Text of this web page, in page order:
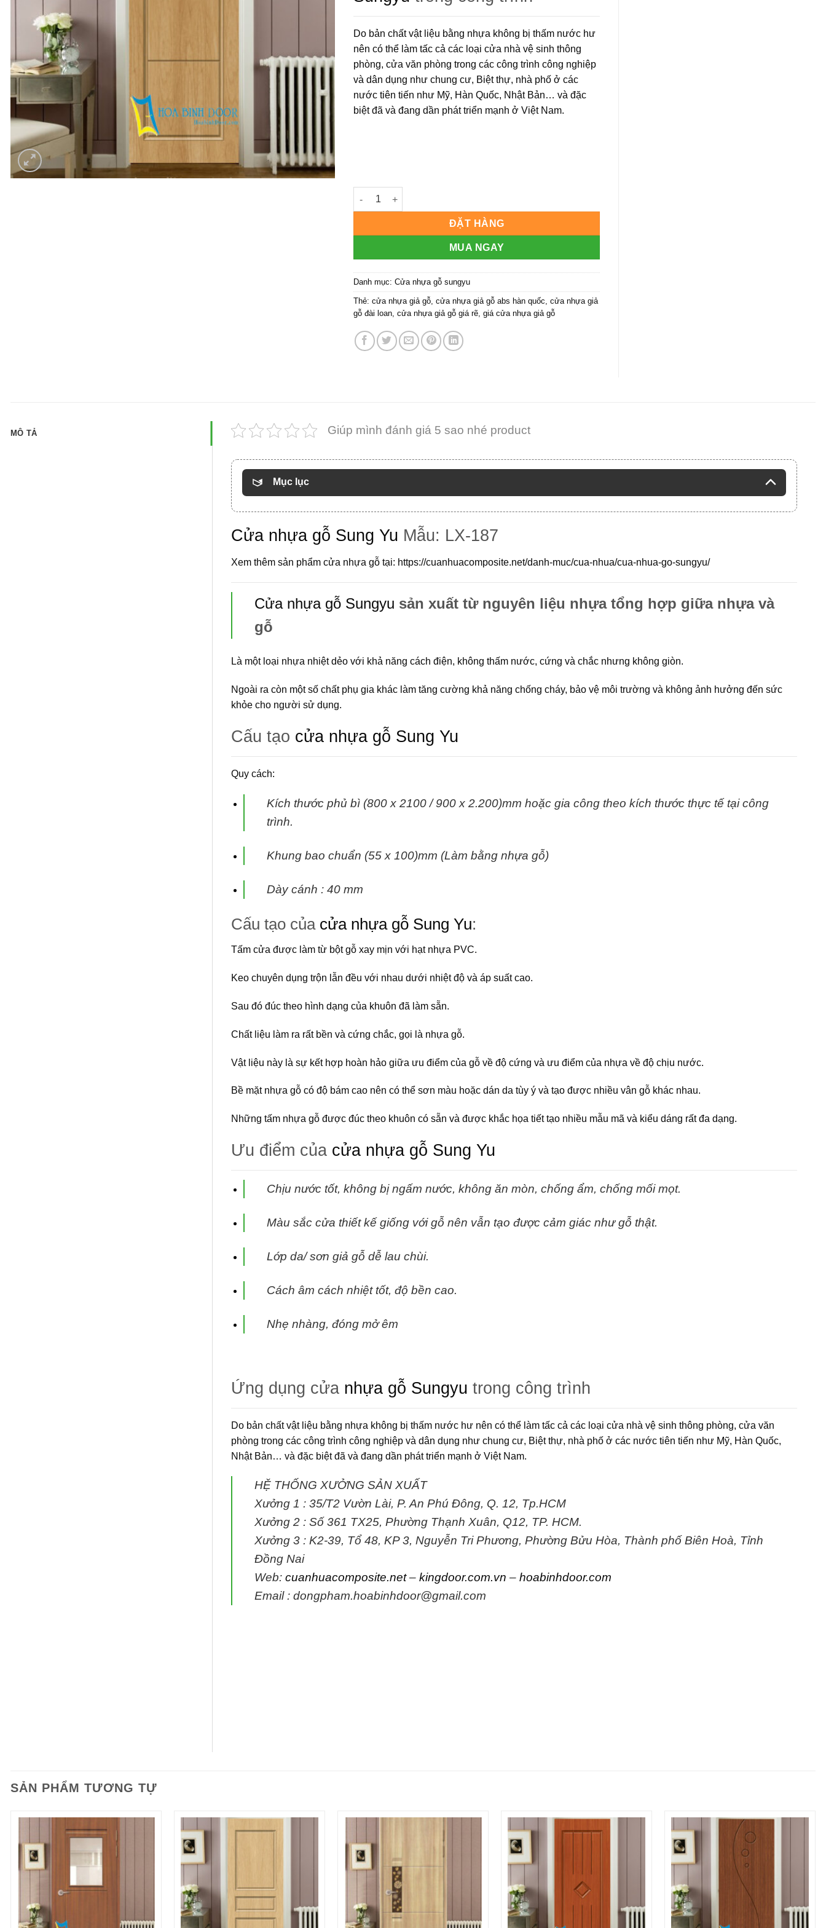
Do bản chất vật liệu bằng nhựa không bị thấm nước hư
nên có thể làm tấc cả các loại cửa nhà vệ sinh thông
phòng, cửa văn phòng trong các công trình công nghiệp
và dân dụng như chung cư, Biệt thự, nhà phố ở các
nước tiên tiến như Mỹ, Hàn Quốc, Nhật Bản… và đặc
biệt đã và đang dần phát triển mạnh ở Việt Nam.
Cửa nhựa gỗ Sung Yu Mẫu: LX-187 số lượng
ĐẶT HÀNG
MUA NGAY
Danh mục:Cửa nhựa gỗ sungyu
Thẻ:cửa nhựa giả gỗ,cửa nhựa giả gỗ abs hàn quốc,cửa nhựa giả
gỗ đài loan,cửa nhựa giả gỗ giá rẽ,giá cửa nhựa giả gỗ
MÔ TẢ Giúp mình đánh giá 5 sao nhé product
Mục lục
Cửa nhựa gỗ Sung Yu Mẫu: LX-187
Xem thêm sản phẩm cửa nhựa gỗ tại: https://cuanhuacomposite.net/danh-muc/cua-nhua/cua-nhua-go-sungyu/
Cửa nhựa gỗ Sungyu sản xuất từ nguyên liệu nhựa tổng hợp giữa nhựa và
gỗ
Là một loại nhựa nhiệt dẻo với khả năng cách điện, không thấm nước, cứng và chắc nhưng không giòn.
Ngoài ra còn một số chất phụ gia khác làm tăng cường khả năng chống cháy, bảo vệ môi trường và không ảnh hưởng đến sức
khỏe cho người sử dụng.
Cấu tạo cửa nhựa gỗ Sung Yu
Quy cách:
Kích thước phủ bì (800 x 2100 / 900 x 2.200)mm hoặc gia công theo kích thước thực tế tạicông
trình.
Khung bao chuẩn (55 x 100)mm (Làm bằng nhựa gỗ)
Dày cánh : 40 mm
Cấu tạo của cửa nhựa gỗ Sung Yu:
Tấm cửa được làm từ bột gỗ xay mịn với hạt nhựa PVC.
Keo chuyên dụng trộn lẫn đều với nhau dưới nhiệt độ và áp suất cao.
Sau đó đúc theo hình dạng của khuôn đã làm sẵn.
Chất liệu làm ra rất bền và cứng chắc, gọi là nhựa gỗ.
Vật liệu này là sự kết hợp hoàn hảo giữa ưu điểm của gỗ về độ cứng và ưu điểm của nhựa về độ chịu nước.
Bề mặt nhựa gỗ có độ bám cao nên có thể sơn màu hoặc dán da tùy ý và tạo được nhiều vân gỗ khác nhau.
Những tấm nhựa gỗ được đúc theo khuôn có sẵn và được khắc họa tiết tạo nhiều mẫu mã và kiểu dáng rất đa dạng.
Ưu điểm của cửa nhựa gỗ Sung Yu
Chịu nước tốt, không bị ngấm nước, không ăn mòn, chống ẩm, chống mối mọt.
Màu sắc cửa thiết kế giống với gỗ nên vẫn tạo được cảm giác như gỗ thật.
Lớp da/ sơn giả gỗ dễ lau chùi.
Cách âm cách nhiệt tốt, độ bền cao.
Nhẹ nhàng, đóng mở êm
Ứng dụng cửa nhựa gỗ Sungyu trong công trình
Do bản chất vật liệu bằng nhựa không bị thấm nước hư nên có thể làm tấc cả các loại cửa nhà vệ sinh thông phòng, cửa văn
phòng trong các công trình công nghiệp và dân dụng như chung cư, Biệt thự, nhà phố ở các nước tiên tiến như Mỹ, Hàn Quốc,
Nhật Bản… và đặc biệt đã và đang dần phát triển mạnh ở Việt Nam.
HỆ THỐNG XƯỞNG SẢN XUẤT
Xưởng 1 :35/T2 Vườn Lài, P. An Phú Đông, Q. 12, Tp.HCM
Xưởng 2 :Số 361 TX25, Phường Thạnh Xuân, Q12, TP. HCM.
Xưởng 3 :K2-39, Tổ 48, KP 3, Nguyễn Tri Phương, Phường Bửu Hòa, Thành phố Biên Hoà, Tỉnh
Đồng Nai
Web: cuanhuacomposite.net– kingdoor.com.vn – hoabinhdoor.com
Email : dongpham.hoabinhdoor@gmail.com
SẢN PHẨM TƯƠNG TỰ